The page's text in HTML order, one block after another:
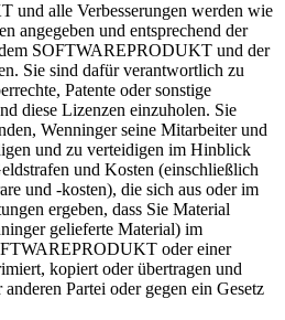
und alle Verbesserungen werden wie
angegeben und entsprechend der
SOFTWAREPRODUKT und der
Sie sind dafür verantwortlich zu
Patente oder sonstige
diese Lizenzen einzuholen. Sie
Wenninger seine Mitarbeiter und
und zu verteidigen im Hinblick
und Kosten (einschließlich
und -kosten), die sich aus oder im
ergeben, dass Sie Material
gelieferte Material) im
oder einer
kopiert oder übertragen und
Partei oder gegen ein Gesetz